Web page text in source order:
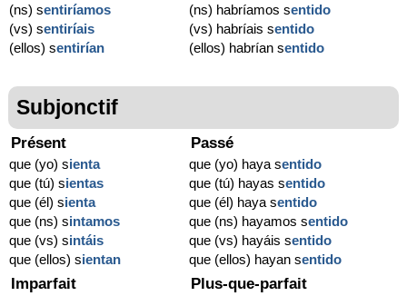
(ns) sentiríamos
(vs) sentiríais
(ellos) sentirían
(ns) habríamos sentido
(vs) habríais sentido
(ellos) habrían sentido
Subjonctif
Présent
que (yo) sienta
que (tú) sientas
que (él) sienta
que (ns) sintamos
que (vs) sintáis
que (ellos) sientan
Passé
que (yo) haya sentido
que (tú) hayas sentido
que (él) haya sentido
que (ns) hayamos sentido
que (vs) hayáis sentido
que (ellos) hayan sentido
Imparfait Plus-que-parfait